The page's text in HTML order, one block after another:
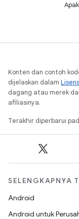
Konten dan contoh
dijelaskan dalam
dagang atau merek
afiliasinya.
Terakhir diperbarui
SELENGKAPNYA
Android
Android untuk